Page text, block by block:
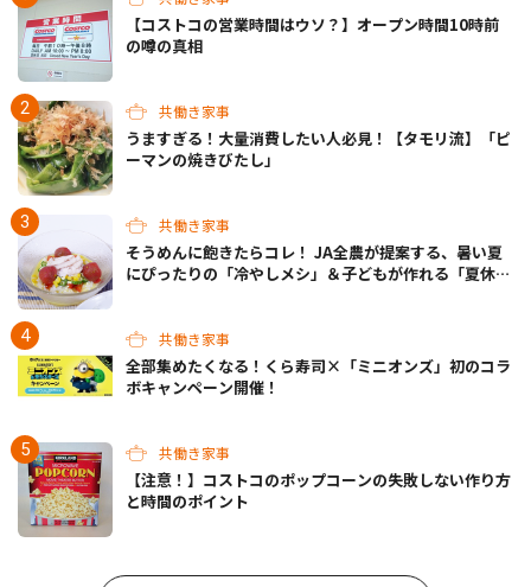
【コストコの営業時間はウソ？】オープン時間10時前
の噂の真相
共働き家事
うますぎる！大量消費したい人必見！【タモリ流】「ピ
ーマンの焼きびたし」
共働き家事
そうめんに飽きたらコレ！ JA全農が提案する、暑い夏
にぴったりの「冷やしメシ」＆子どもが作れる「夏休み
共働き家事
全部集めたくなる！くら寿司×「ミニオンズ」初のコラ
ボキャンペーン開催！
共働き家事
【注意！】コストコのポップコーンの失敗しない作り方
と時間のポイント